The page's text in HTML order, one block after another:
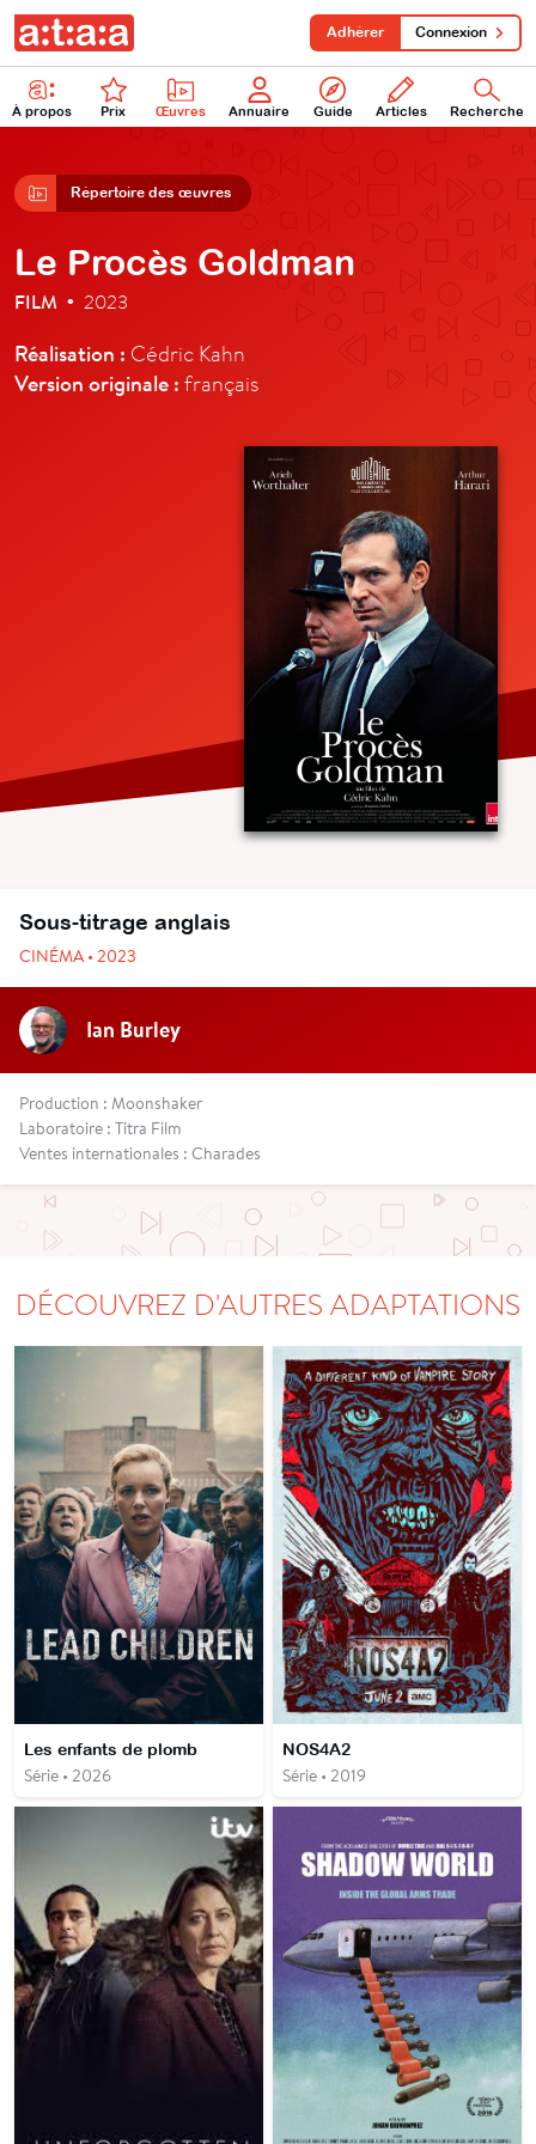
À propos Prix Œuvres Annuaire Guide Articles Recherche
Adhérer Connexion
Répertoire des œuvres
Le Procès Goldman
FILM • 2023
Réalisation : Cédric Kahn
Version originale : français
Sous-titrage anglais
CINÉMA • 2023
Ian Burley
Production : Moonshaker
Laboratoire : Titra Film
Ventes internationales : Charades
DÉCOUVREZ D'AUTRES ADAPTATIONS
Les enfants de plomb
Série • 2026
NOS4A2
Série • 2019